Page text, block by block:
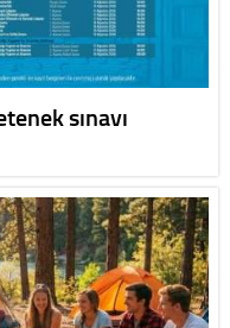
sınavı